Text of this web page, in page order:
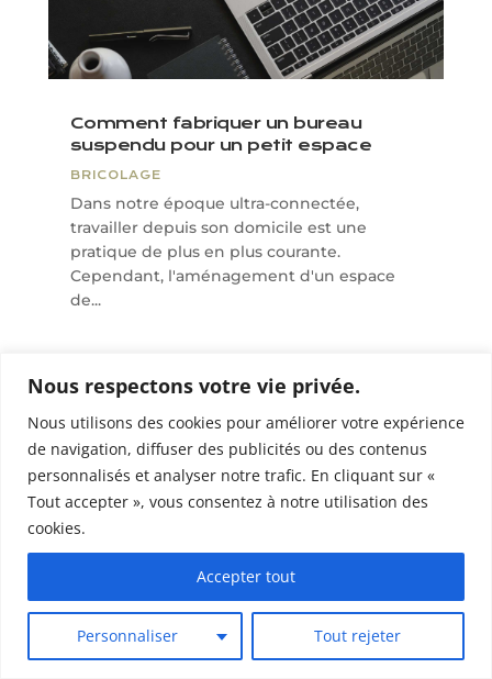
Nous respectons votre vie privée.
Nous utilisons des cookies pour améliorer votre expérience
de navigation, diffuser des publicités ou des contenus
personnalisés et analyser notre trafic. En cliquant sur «
Tout accepter », vous consentez à notre utilisation des
cookies.
Personnaliser Tout rejeter
Accepter tout
Comment fabriquer un bureau
suspendu pour un petit espace
BRICOLAGE
Dans notre époque ultra-connectée,
travailler depuis son domicile est une
pratique de plus en plus courante.
Cependant, l'aménagement d'un espace
de...
Tendances de peinture intérieure :
couleurs et conseils